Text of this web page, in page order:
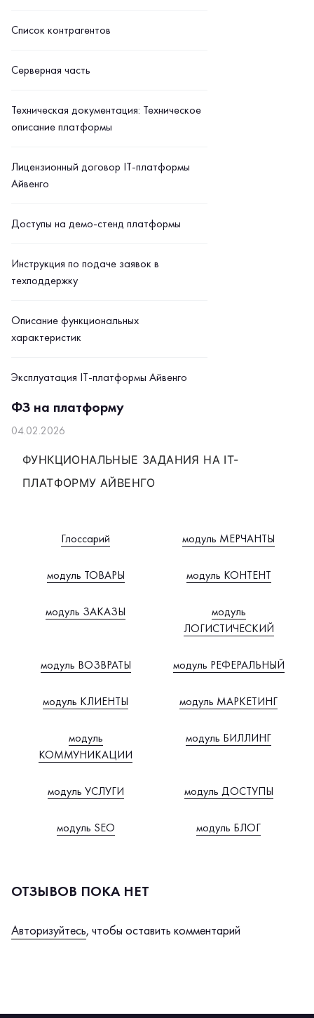
Список контрагентов
Серверная часть
Техническая документация: Техническое
описание платформы
Лицензионный договор IT-платформы
Айвенго
Доступы на демо-стенд платформы
Инструкция по подаче заявок в
техподдержку
Описание функциональных
характеристик
Эксплуатация IT-платформы Айвенго
ФЗ на платформу
04.02.2026
ФУНКЦИОНАЛЬНЫЕ ЗАДАНИЯ НА IT-
ПЛАТФОРМУ АЙВЕНГО
Глоссарий модуль МЕРЧАНТЫ
модуль ТОВАРЫ модуль КОНТЕНТ
модуль ЗАКАЗЫ
модуль
ЛОГИСТИЧЕСКИЙ
модуль ВОЗВРАТЫ модуль РЕФЕРАЛЬНЫЙ
модуль КЛИЕНТЫ модуль МАРКЕТИНГ
модуль
КОММУНИКАЦИИ
модуль БИЛЛИНГ
модуль УСЛУГИ модуль ДОСТУПЫ
модуль SEO модуль БЛОГ
ОТЗЫВОВ ПОКА НЕТ
Авторизуйтесь, чтобы оставить комментарий